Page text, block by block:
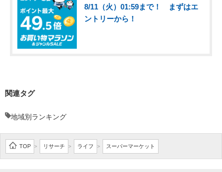
8/11（火）01:59まで！ まずはエ
ントリーから！
関連タグ
地域別ランキング
TOP > リサーチ > ライフ > スーパーマーケット